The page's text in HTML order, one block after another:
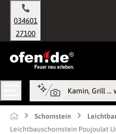
springen
034601
27100
Schornstein
Leichtbauschornstein Poujoulat